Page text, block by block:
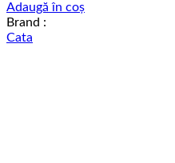
Adaugă în coș
Brand :
Cata